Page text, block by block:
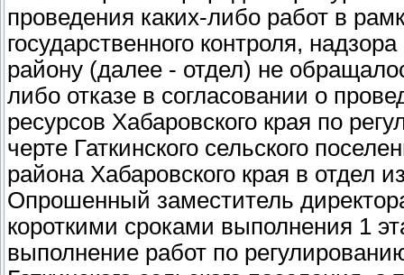
проведения каких-либо работ в
государственного контроля,
району (далее - отдел) не
либо отказе в согласовании о
ресурсов Хабаровского края по
черте Гаткинского сельского
района Хабаровского края в отдел
Опрошенный заместитель
короткими сроками выполнения 1
выполнение работ по